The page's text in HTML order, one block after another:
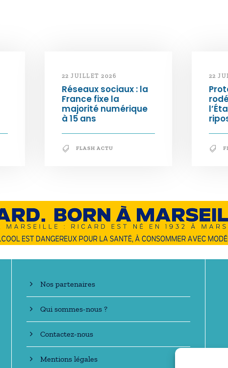
22 JUILLET 2026
Réseaux sociaux : la
France fixe la
majorité numérique
à 15 ans
FLASH ACTU
22
En savoir +
Nos partenaires
Qui sommes-nous ?
Contactez-nous
Mentions légales